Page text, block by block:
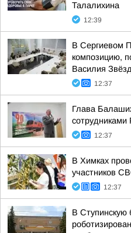
Талалихина
12:39
В Сергиевом
композицию,
Василия
12:37
Глава
12:37
В Химках
участников
12:37
В Ступинскую